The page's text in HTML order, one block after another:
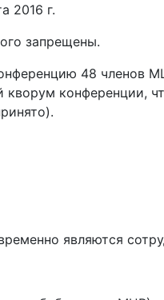
2016 г.
запрещены.
48 членов
кворум конференции,
являются